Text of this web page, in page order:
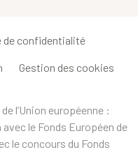
de confidentialité
Gestion des cookies
l’Union européenne :
avec le Fonds Européen de
le concours du Fonds